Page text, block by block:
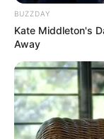
BUZZDAY
Kate Middleton's
Away